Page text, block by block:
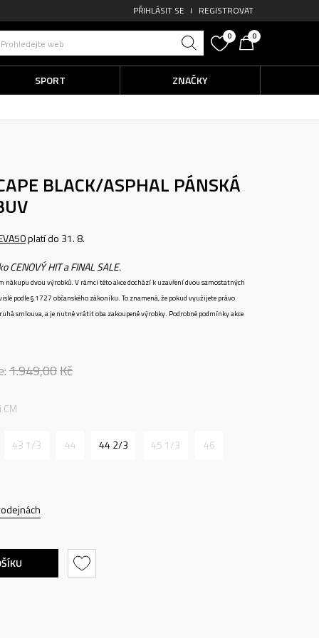
PŘIHLÁSIT SE REGISTROVAT
Prohledejte web
0 0
SPORT ZNAČKY
BLACK/ASPHAL PÁNSKÁ
platí do 31. 8.
HIT a FINAL SALE.
nákupu dvou výrobků. V rámci této akce dochází k uzavření dvou samostatných
podle § 1727 občanského zákoníku. To znamená, že pokud využijete právo
smlouva, a je nutné vrátit oba zakoupené výrobky. Podrobné podmínky akce
1.949,00Kč
43 1/3 44 44 2/3 45 1/3 46